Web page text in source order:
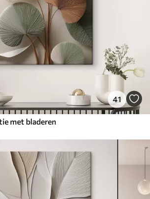
41
met bladeren